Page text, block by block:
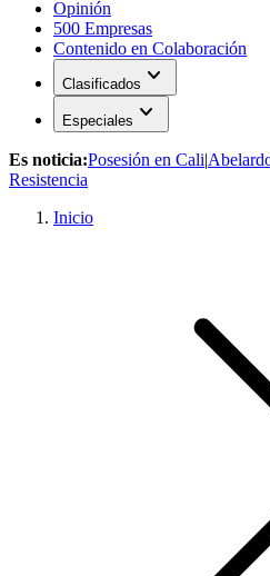
Opinión
500 Empresas
Contenido en Colaboración
Clasificados expand_more
Especiales expand_more
Es noticia:Posesión en Cali|
Resistencia
Inicio